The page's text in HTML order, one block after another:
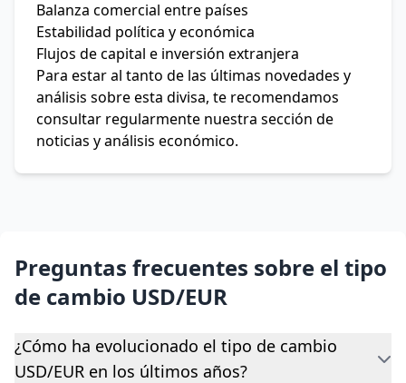
Balanza comercial entre países
Estabilidad política y económica
Flujos de capital e inversión extranjera
Para estar al tanto de las últimas novedades y
análisis sobre esta divisa, te recomendamos
consultar regularmente nuestra sección de
noticias y análisis económico.
Preguntas frecuentes sobre el tipo
de cambio USD/EUR
¿Cómo ha evolucionado el tipo de cambio
USD/EUR en los últimos años?